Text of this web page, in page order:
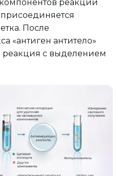
реакции
После
«антиген антитело»
реакция с выделением